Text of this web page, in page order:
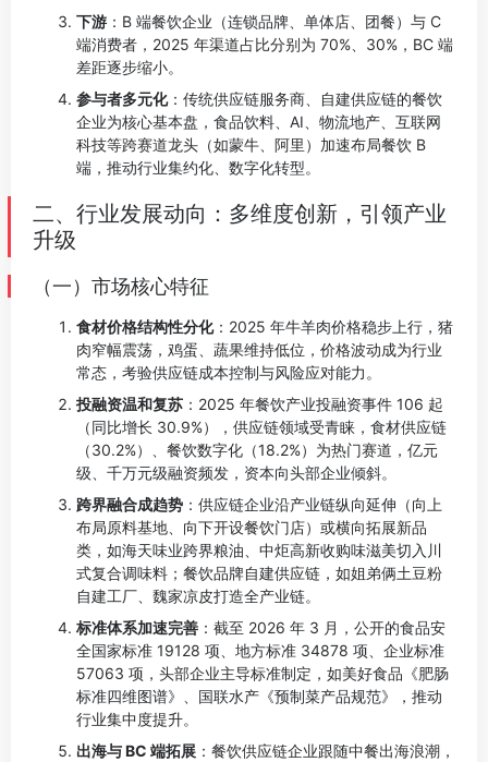
下游 ：B 端餐饮企业（连锁品牌、单体店、团餐）与 C
端消费者，2025 年渠道占比分别为 70%、30%，BC 端
差距逐步缩小。
参与者多元化：传统供应链服务商、自建供应链的餐饮
企业为核心基本盘，食品饮料、AI、物流地产、互联网
科技等跨赛道龙头（如蒙牛、阿里）加速布局餐饮 B
端，推动行业集约化、数字化转型。
二、行业发展动向：多维度创新，引领产业
升级
（一）市场核心特征
食材价格结构性分化：2025 年牛羊肉价格稳步上行，猪
肉窄幅震荡，鸡蛋、蔬果维持低位，价格波动成为行业
常态，考验供应链成本控制与风险应对能力。
投融资温和复苏 ：2025 年餐饮产业投融资事件 106 起
（同比增长 30.9%），供应链领域受青睐，食材供应链
（30.2%）、餐饮数字化（18.2%）为热门赛道，亿元
级、千万元级融资频发，资本向头部企业倾斜。
跨界融合成趋势 ：供应链企业沿产业链纵向延伸（向上
布局原料基地、向下开设餐饮门店）或横向拓展新品
类，如海天味业跨界粮油、中炬高新收购味滋美切入川
式复合调味料；餐饮品牌自建供应链，如姐弟俩土豆粉
自建工厂、魏家凉皮打造全产业链。
标准体系加速完善 ：截至 2026 年 3 月，公开的食品安
全国家标准 19128 项、地方标准 34878 项、企业标准
57063 项，头部企业主导标准制定，如美好食品《肥肠
标准四维图谱》、国联水产《预制菜产品规范》，推动
行业集中度提升。
出海与 BC 端拓展 ：餐饮供应链企业跟随中餐出海浪潮，